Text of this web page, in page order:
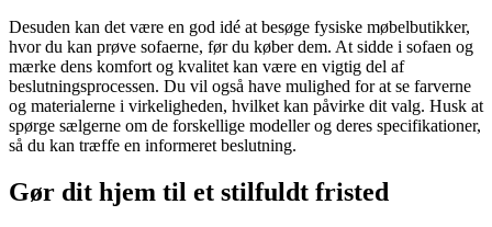
Desuden kan det være en god idé at besøge fysiske møbelbutikker,
hvor du kan prøve sofaerne, før du køber dem. At sidde i sofaen og
mærke dens komfort og kvalitet kan være en vigtig del af
beslutningsprocessen. Du vil også have mulighed for at se farverne
og materialerne i virkeligheden, hvilket kan påvirke dit valg. Husk at
spørge sælgerne om de forskellige modeller og deres specifikationer,
så du kan træffe en informeret beslutning.
Gør dit hjem til et stilfuldt fristed